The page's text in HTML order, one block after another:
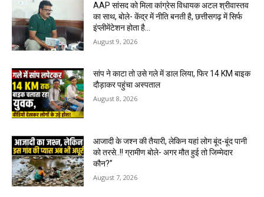
AAP सांसद को मिला कांग्रेस विधायक अटल श्रीवास्तव
का साथ, बोले- केंद्र में नीति बनती है, छत्तीसगढ़ में सिर्फ
इंप्लीमेंटेशन होता है…
August 9, 2026
सांप ने काटा तो उसे गले में डाल लिया, फिर 14 KM बाइक
दौड़ाकर पहुंचा अस्पताल
August 8, 2026
आजादी के जश्न की तैयारी, लेकिन यहां लोग बूंद-बूंद पानी
को तरसे..!! ग्रामीण बोले- अगर मौत हुई तो जिम्मेदार
कौन?”
August 7, 2026